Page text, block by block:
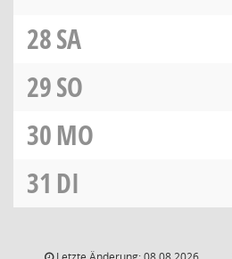
28SA
29SO
30MO
31 DI